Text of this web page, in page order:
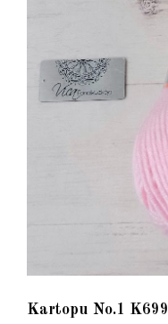
Kartopu No.1 K699